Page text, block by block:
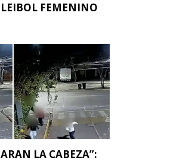
FEMENINO
LA CABEZA”: